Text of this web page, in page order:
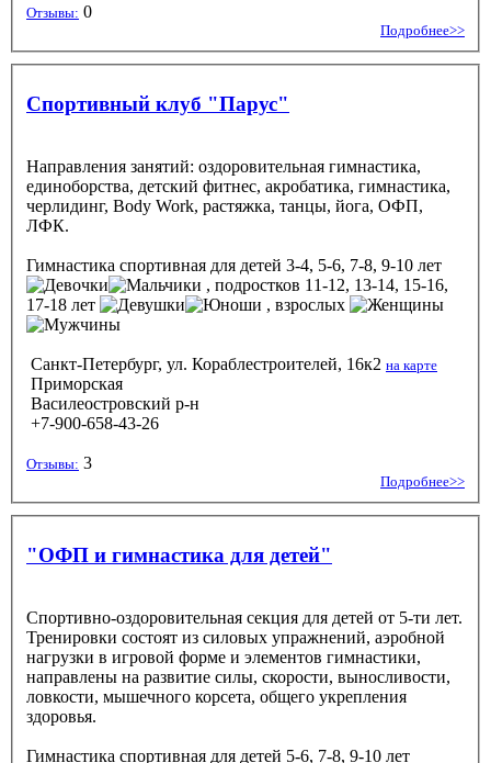
Отзывы: 0
Подробнее>>
Спортивный клуб "Парус"
Направления занятий: оздоровительная гимнастика,
единоборства, детский фитнес, акробатика, гимнастика,
черлидинг, Body Work, растяжка, танцы, йога, ОФП,
ЛФК.
Гимнастика спортивная для детей 3-4, 5-6, 7-8, 9-10 лет
, подростков 11-12, 13-14, 15-16,
17-18 лет
, взрослых
Санкт-Петербург, ул. Кораблестроителей, 16к2 на карте
Приморская
Василеостровский р-н
+7-900-658-43-26
Отзывы: 3
Подробнее>>
"ОФП и гимнастика для детей"
Спортивно-оздоровительная секция для детей от 5-ти лет.
Тренировки состоят из силовых упражнений, аэробной
нагрузки в игровой форме и элементов гимнастики,
направлены на развитие силы, скорости, выносливости,
ловкости, мышечного корсета, общего укрепления
здоровья.
Гимнастика спортивная для детей 5-6, 7-8, 9-10 лет